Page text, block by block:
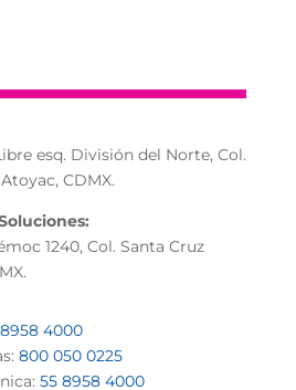
esq. División del Norte, Col.
CDMX.
1240, Col. Santa Cruz
4000
800 050 0225
55 8958 4000